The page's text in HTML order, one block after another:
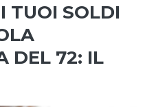
TUOI SOLDI
DEL 72: IL